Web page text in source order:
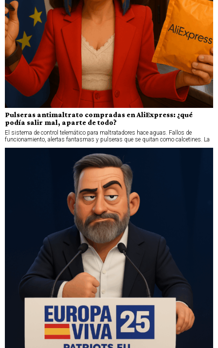
Pulseras antimaltrato compradas en AliExpress: ¿qué
podía salir mal, aparte de todo?
El sistema de control telemático para maltratadores hace aguas. Fallos de
funcionamiento, alertas fantasmas y pulseras que se quitan como calcetines. La